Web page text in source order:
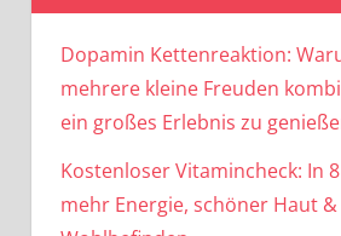
Dopamin Kettenreaktion:
mehrere kleine Freuden
ein großes Erlebnis zu
Kostenloser Vitamincheck: In
mehr Energie, schöner Haut